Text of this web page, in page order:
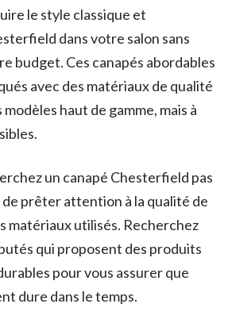
le style classique et
dans votre salon sans
budget. Ces canapés abordables
avec des matériaux de qualité
haut de gamme, mais à
un canapé Chesterfield pas
de prêter attention à la qualité de
matériaux utilisés. Recherchez
qui proposent des produits
pour vous assurer que
dure dans le temps.